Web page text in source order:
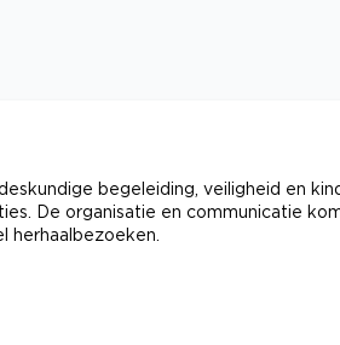
begeleiding, veiligheid en
De organisatie en communicatie
herhaalbezoeken.